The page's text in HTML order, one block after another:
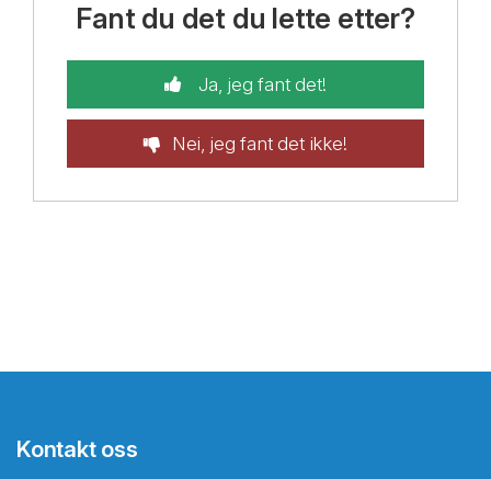
Fant du det du lette etter?
Ja, jeg fant det!
Nei, jeg fant det ikke!
Kontakt oss